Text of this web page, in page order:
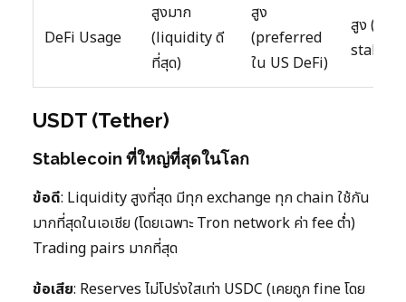
DeFi Usage
สูงมาก
(liquidity ดี
ที่สุด)
สูง
(preferred
ใน US DeFi)
สูง
USDT (Tether)
Stablecoin ที่ใหญ่ที่สุดในโลก
ข้อดี: Liquidity สูงที่สุด มีทุก exchange ทุก chain ใช้กัน
มากที่สุดในเอเชีย (โดยเฉพาะ Tron network ค่า fee ต่ำ)
Trading pairs มากที่สุด
ข้อเสีย: Reserves ไม่โปร่งใสเท่า USDC (เคยถูก fine โดย